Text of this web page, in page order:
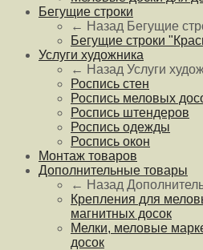
Бегущие строки
← Назад Бегущие
Бегущие строки
Услуги художника
← Назад Услуги
Роспись стен
Роспись меловых
Роспись штендеров
Роспись одежды
Роспись окон
Монтаж товаров
Дополнительные товары
← Назад
Крепления для
магнитных досок
Мелки, меловые
досок